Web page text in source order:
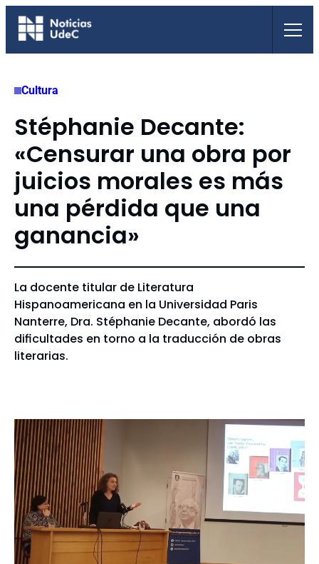
Saltar
Cultura
Stéphanie Decante:
«Censurar una obra por
juicios morales es más
una pérdida que una
ganancia»
La docente titular de Literatura
Hispanoamericana en la Universidad Paris
Nanterre, Dra. Stéphanie Decante, abordó las
dificultades en torno a la traducción de obras
literarias.